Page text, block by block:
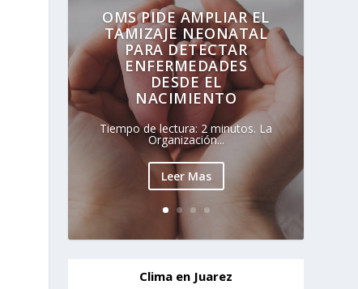
OMS PIDE AMPLIAR EL
TAMIZAJE NEONATAL
PARA DETECTAR
ENFERMEDADES
DESDE EL
NACIMIENTO
Tiempo de lectura: 2 minutos. La
Organización...
Leer Mas
Clima en Juarez